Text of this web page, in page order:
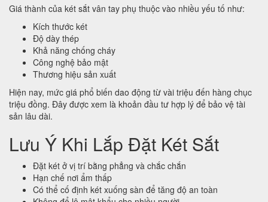
Giá thành của két sắt vân tay phụ thuộc vào nhiều yếu tố như:
Kích thước két
Độ dày thép
Khả năng chống cháy
Công nghệ bảo mật
Thương hiệu sản xuất
Hiện nay, mức giá phổ biến dao động từ vài triệu đến hàng chục
triệu đồng. Đây được xem là khoản đầu tư hợp lý để bảo vệ tài
sản lâu dài.
Lưu Ý Khi Lắp Đặt Két Sắt
Đặt két ở vị trí bằng phẳng và chắc chắn
Hạn chế nơi ẩm thấp
Có thể cố định két xuống sàn để tăng độ an toàn